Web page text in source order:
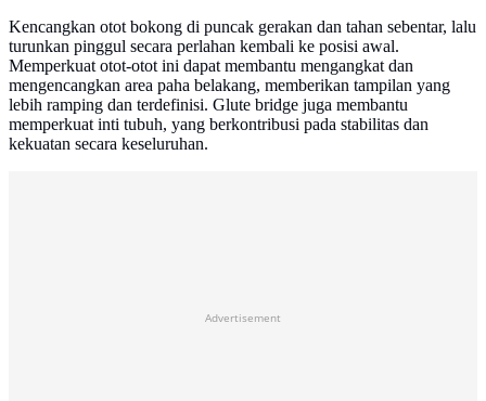
Kencangkan otot bokong di puncak gerakan dan tahan sebentar, lalu
turunkan pinggul secara perlahan kembali ke posisi awal.
Memperkuat otot-otot ini dapat membantu mengangkat dan
mengencangkan area paha belakang, memberikan tampilan yang
lebih ramping dan terdefinisi. Glute bridge juga membantu
memperkuat inti tubuh, yang berkontribusi pada stabilitas dan
kekuatan secara keseluruhan.
Advertisement